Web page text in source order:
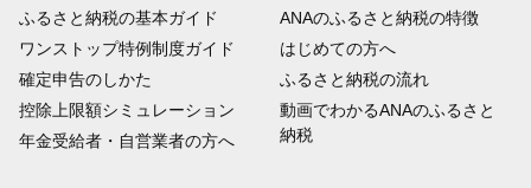
ふるさと納税の基本ガイド
ワンストップ特例制度ガイド
確定申告のしかた
控除上限額シミュレーション
年金受給者・自営業者の方へ
ANAのふるさと納税の特徴
はじめての方へ
ふるさと納税の流れ
動画でわかるANAのふるさと
納税